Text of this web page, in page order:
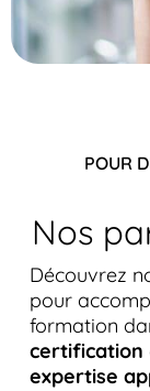
POUR
Nos
Découvrez
pour
formation
certification
expertise